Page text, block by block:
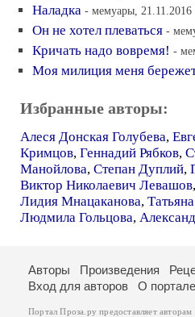
Наладка - мемуары, 21.11.2016
Он не хотел плеваться -
Кричать надо вовремя! -
Моя милиция меня
Избранные авторы:
Алеся Донская Голубева,
Кримцов, Геннадий Рябков,
Манойлова, Степан Дуплий,
Виктор Николаевич Левашов,
Лидия Мнацаканова,
Людмила Гольцова,
Авторы Произведения
Вход для авторов
О портале
Портал Проза.ру предоставляет